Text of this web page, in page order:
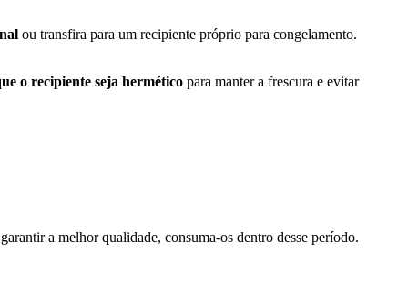
ou transfira para um recipiente próprio para congelamento.
o recipiente seja hermético para manter a frescura e evitar
a melhor qualidade, consuma-os dentro desse período.